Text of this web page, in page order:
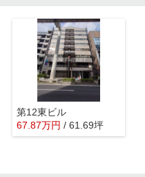
第12東ビル
67.87万円 / 61.69坪